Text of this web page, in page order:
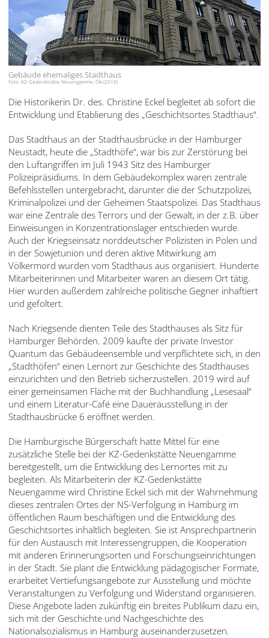
עברית
العربية
日
本
Gebäude ehemaliges Stadthaus
Foto: KZ-Gedenkstätte Neuengamme, ÖA (2018)
Die Historikerin Dr. des. Christine Eckel begleitet ab sofort die
Entwicklung und Etablierung des „Geschichtsortes Stadthaus“.
Das Stadthaus an der Stadthausbrücke in der Hamburger
Neustadt, heute die „Stadthöfe“, war bis zur Zerstörung bei
den Luftangriffen im Juli 1943 Sitz des Hamburger
Polizeipräsidiums. In dem Gebäudekomplex waren zentrale
Befehlsstellen untergebracht, darunter die der Schutzpolizei,
Kriminalpolizei und der Geheimen Staatspolizei. Das Stadthaus
war eine Zentrale des Terrors und der Gewalt, in der z.B. über
Einweisungen in Konzentrationslager entschieden wurde.
Auch der Kriegseinsatz norddeutscher Polizisten in Polen und
in der Sowjetunion und deren aktive Mitwirkung am
Völkermord wurden vom Stadthaus aus organisiert. Hunderte
Mitarbeiterinnen und Mitarbeiter waren an diesem Ort tätig.
Hier wurden außerdem zahlreiche politische Gegner inhaftiert
und gefoltert.
Nach Kriegsende dienten Teile des Stadthauses als Sitz für
Hamburger Behörden. 2009 kaufte der private Investor
Quantum das Gebäudeensemble und verpflichtete sich, in den
„Stadthöfen“ einen Lernort zur Geschichte des Stadthauses
einzurichten und den Betrieb sicherzustellen. 2019 wird auf
einer gemeinsamen Fläche mit der Buchhandlung „Lesesaal“
und einem Literatur-Café eine Dauerausstellung in der
Stadthausbrücke 6 eröffnet werden.
Die Hamburgische Bürgerschaft hatte Mittel für eine
zusätzliche Stelle bei der KZ-Gedenkstätte Neuengamme
bereitgestellt, um die Entwicklung des Lernortes mit zu
begleiten. Als Mitarbeiterin der KZ-Gedenkstätte
Neuengamme wird Christine Eckel sich mit der Wahrnehmung
dieses zentralen Ortes der NS-Verfolgung in Hamburg im
öffentlichen Raum beschäftigen und die Entwicklung des
Geschichtsortes inhaltlich begleiten. Sie ist Ansprechpartnerin
für den Austausch mit Interessengruppen, die Kooperation
mit anderen Erinnerungsorten und Forschungseinrichtungen
in der Stadt. Sie plant die Entwicklung pädagogischer Formate,
erarbeitet Vertiefungsangebote zur Ausstellung und möchte
Veranstaltungen zu Verfolgung und Widerstand organisieren.
Diese Angebote laden zukünftig ein breites Publikum dazu ein,
sich mit der Geschichte und Nachgeschichte des
Nationalsozialismus in Hamburg auseinanderzusetzen.